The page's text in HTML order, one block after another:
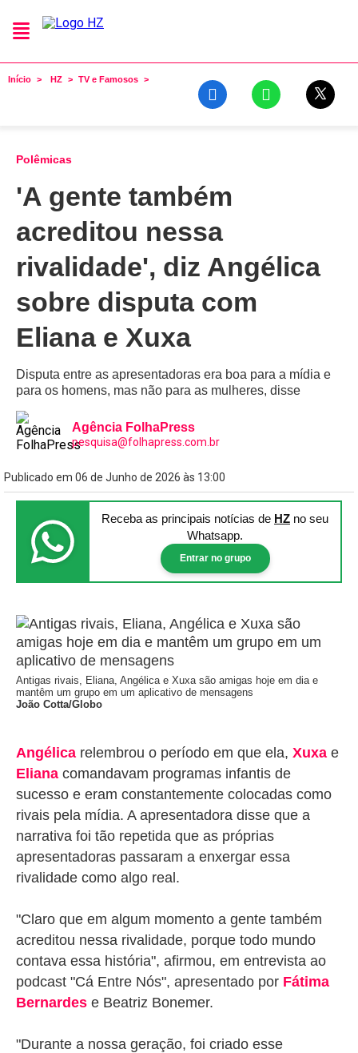
Início HZ TV e Famosos
Polêmicas
'A gente também
acreditou nessa
rivalidade', diz Angélica
sobre disputa com
Eliana e Xuxa
Disputa entre as apresentadoras era boa para a mídia e
para os homens, mas não para as mulheres, disse
Agência FolhaPress
pesquisa@folhapress.com.br
Publicado em 06 de Junho de 2026 às 13:00
Receba as principais notícias de HZ no seu
Whatsapp.
Entrar no grupo
Antigas rivais, Eliana, Angélica e Xuxa são amigas hoje em dia e
mantêm um grupo em um aplicativo de mensagens
João Cotta/Globo
Angélica relembrou o período em que ela, Xuxa e
Eliana comandavam programas infantis de
sucesso e eram constantemente colocadas como
rivais pela mídia. A apresentadora disse que a
narrativa foi tão repetida que as próprias
apresentadoras passaram a enxergar essa
rivalidade como algo real.
"Claro que em algum momento a gente também
acreditou nessa rivalidade, porque todo mundo
contava essa história", afirmou, em entrevista ao
podcast "Cá Entre Nós", apresentado por Fátima
Bernardes e Beatriz Bonemer.
"Durante a nossa geração, foi criado esse